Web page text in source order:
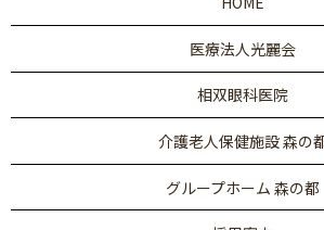
医療法人光麗会
相双眼科医院
介護老人保健施設 森の
グループホーム 森の都